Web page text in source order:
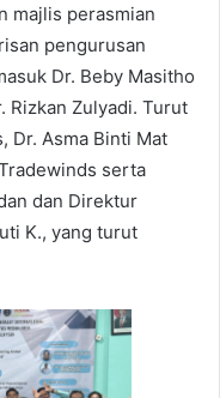
majlis perasmian
pengurusan
Dr. Beby Masitho
Rizkan Zulyadi. Turut
Dr. Asma Binti Mat
serta
dan Direktur
K., yang turut